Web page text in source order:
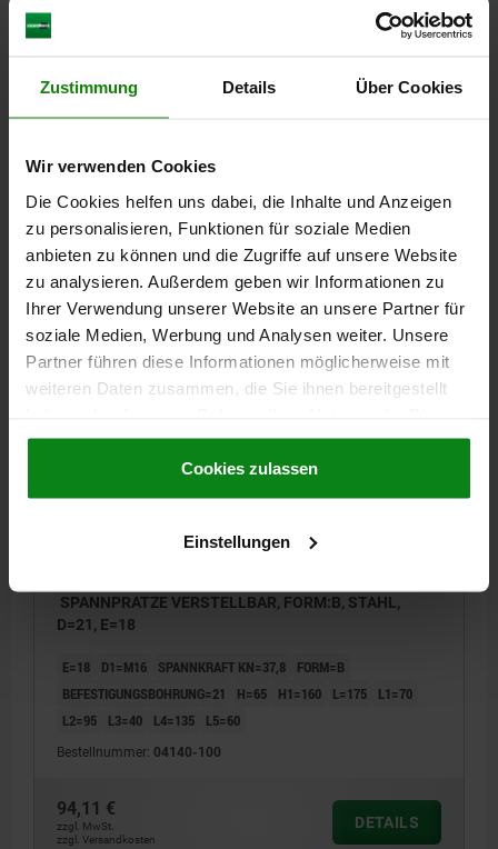
Zustimmung Details Über Cookies
Wir verwenden Cookies
Die Cookies helfen uns dabei, die Inhalte und Anzeigen
zu personalisieren, Funktionen für soziale Medien
anbieten zu können und die Zugriffe auf unsere Website
zu analysieren. Außerdem geben wir Informationen zu
Ihrer Verwendung unserer Website an unsere Partner für
soziale Medien, Werbung und Analysen weiter. Unsere
Partner führen diese Informationen möglicherweise mit
weiteren Daten zusammen, die Sie ihnen bereitgestellt
gesammelt haben.Cookie Richtlinien
Datenschutz|AGB
Cookies zulassen
Einstellungen
E=16 D1=M16 SPANNKRAFT KN=37,8
BEFESTIGUNGSBOHRUNG=21 H=65 H1=160 L=175
L1=70
L2=95 L3=40 L4=135 L5=60
Bestellnummer: 04140-080
96,45 €
zzgl. MwSt.
DETAILS
SPANNPRATZE VERSTELLBAR, FORM:B, STAHL,
D=21, E=18
E=18 D1=M16 SPANNKRAFT KN=37,8
FORM=B
BEFESTIGUNGSBOHRUNG=21
H=65 H1=160 L=175
L1=70
L2=95
L3=40 L4=135 L5=60
Bestellnummer: 04140-100
94,11 €
zzgl. MwSt.
zzgl. Versandkosten
DETAILS